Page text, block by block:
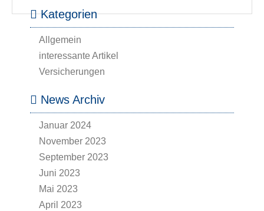
Kategorien
Allgemein
interessante Artikel
Versicherungen
News Archiv
Januar 2024
November 2023
September 2023
Juni 2023
Mai 2023
April 2023